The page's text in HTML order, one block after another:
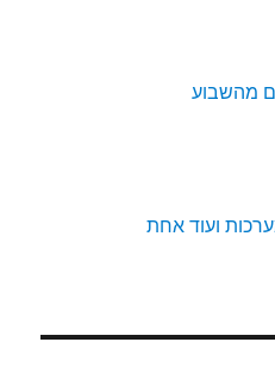
מהשבוע
ועוד אחת